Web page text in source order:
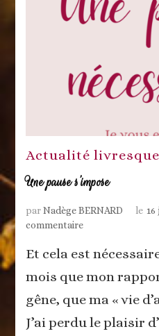
Actualité livresque
Une pause s’impose
parNadège BERNARD le
commentairesur
pause
Et cela est
mois que mon
gêne, que ma « vie
J’ai perdu le plaisir